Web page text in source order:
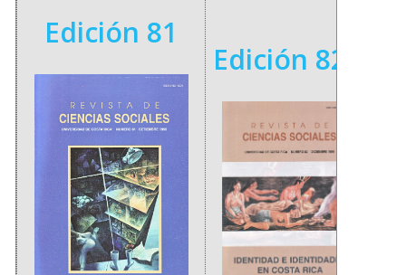
Edición 81
Edición 82